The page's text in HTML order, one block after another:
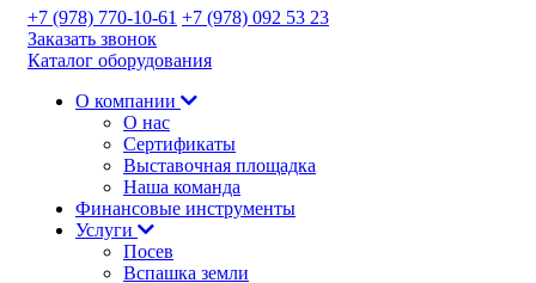
+7 (978) 770-10-61 +7 (978) 092 53 23
Заказать звонок
Каталог оборудования
О компании
О нас
Сертификаты
Выставочная площадка
Наша команда
Финансовые инструменты
Услуги
Посев
Вспашка земли